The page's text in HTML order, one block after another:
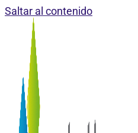
Saltar al contenido